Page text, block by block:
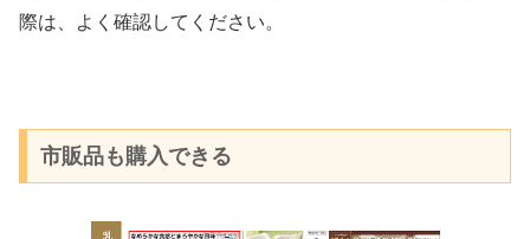
際は、よく確認してください。
市販品も購入できる